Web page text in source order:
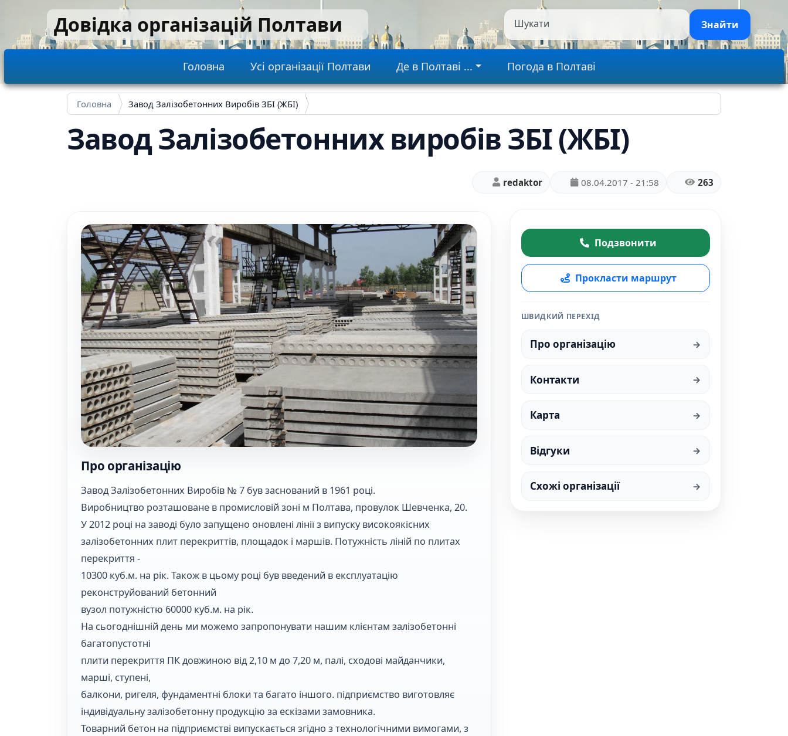
Перейти до основного вмісту
Довідка організацій Полтави Шукати Знайти
Main navigation
Головна Усі організації Полтави Де в Полтаві ... Погода в Полтаві
Головна Завод Залізобетонних Виробів ЗБІ (ЖБІ)
Завод Залізобетонних виробів ЗБІ (ЖБІ)
redaktor 08.04.2017 - 21:58 263
Image
Про організацію
Завод Залізобетонних Виробів № 7 був заснований в 1961 році.
Виробництво розташоване в промисловій зоні м Полтава, провулок Шевченка, 20.
У 2012 році на заводі було запущено оновлені лінії з випуску високоякісних
залізобетонних плит перекриттів, площадок і маршів. Потужність ліній по плитах
перекриття -
10300 куб.м. на рік. Також в цьому році був введений в експлуатацію
реконструйований бетонний
вузол потужністю 60000 куб.м. на рік.
На сьогоднішній день ми можемо запропонувати нашим клієнтам залізобетонні
багатопустотні
плити перекриття ПК довжиною від 2,10 м до 7,20 м, палі, сходові майданчики,
марші, ступені,
балкони, ригеля, фундаментні блоки та багато іншого. підприємство виготовляє
індивідуальну залізобетонну продукцію за ескізами замовника.
Товарний бетон на підприємстві випускається згідно з технологічними вимогами, з
Подзвонити
Прокласти маршрут
ШВИДКИЙ ПЕРЕХІД
Про організацію
Контакти
Карта
Відгуки
Схожі організації